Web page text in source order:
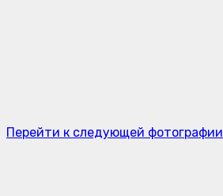
Перейти к следующей фотографии